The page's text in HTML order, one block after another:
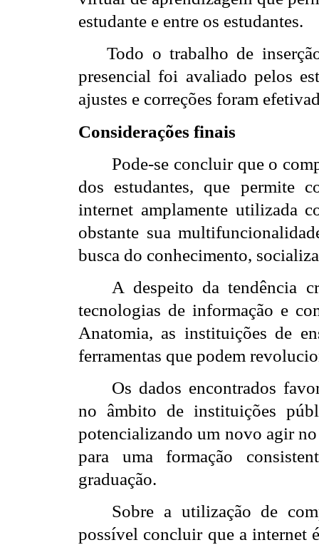
estudante e entre os estudantes.
Todo o trabalho de
presencial foi avaliado pelos
ajustes e correções foram
Considerações finais
Pode-se concluir que o
dos estudantes, que permite
internet amplamente utilizada
obstante sua
busca do conhecimento,
A despeito da tendência
tecnologias de informação e
Anatomia, as instituições de
ferramentas que podem
Os dados encontrados
no âmbito de instituições
potencializando um novo agir
para uma formação
graduação.
Sobre a utilização de
possível concluir que a internet